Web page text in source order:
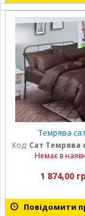
Темрява
Код: Сат Темрява
Немає в
1 874,00
Повідомити